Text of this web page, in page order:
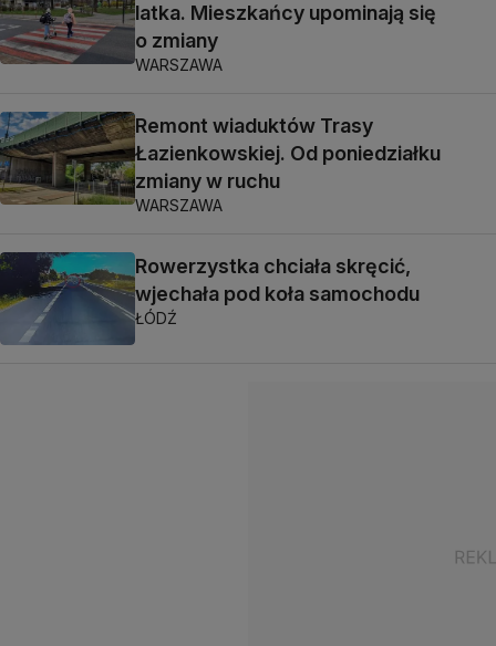
latka. Mieszkańcy upominają się
o zmiany
WARSZAWA
Remont wiaduktów Trasy
Łazienkowskiej. Od poniedziałku
zmiany w ruchu
WARSZAWA
Rowerzystka chciała skręcić,
wjechała pod koła samochodu
ŁÓDŹ